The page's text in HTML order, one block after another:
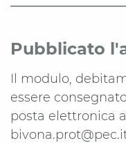
Pubblicato
Il modulo,
essere
posta elettronica